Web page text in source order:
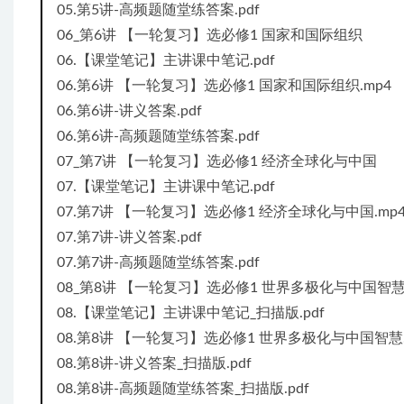
05.第5讲-高频题随堂练答案.pdf
06_第6讲 【一轮复习】选必修1 国家和国际组织
06.【课堂笔记】主讲课中笔记.pdf
06.第6讲 【一轮复习】选必修1 国家和国际组织.mp4
06.第6讲-讲义答案.pdf
06.第6讲-高频题随堂练答案.pdf
07_第7讲 【一轮复习】选必修1 经济全球化与中国
07.【课堂笔记】主讲课中笔记.pdf
07.第7讲 【一轮复习】选必修1 经济全球化与中国
07.第7讲-讲义答案.pdf
07.第7讲-高频题随堂练答案.pdf
08_第8讲 【一轮复习】选必修1 世界多极化与中国智慧
08.【课堂笔记】主讲课中笔记_扫描版.pdf
08.第8讲 【一轮复习】选必修1 世界多极化与中国智
08.第8讲-讲义答案_扫描版.pdf
08.第8讲-高频题随堂练答案_扫描版.pdf